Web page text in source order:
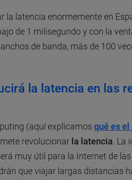
la latencia enormemente en
de 1 milisegundo y con la
de banda, más de 100
la latencia en las
(aquí explicamos qué es el
revolucionar la latencia . La
muy útil para la Internet de
que viajar largas distancias